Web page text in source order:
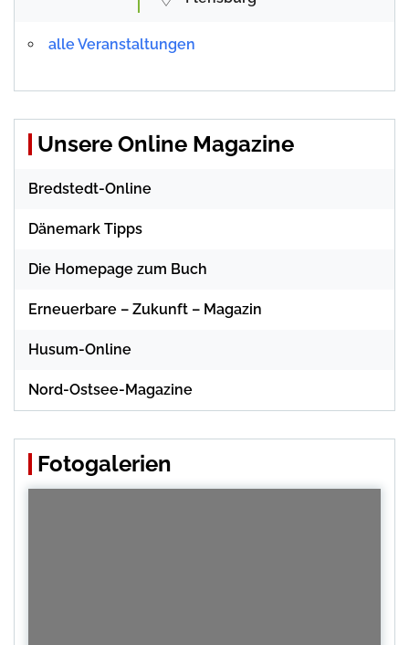
alle Veranstaltungen
Unsere Online Magazine
Bredstedt-Online
Dänemark Tipps
Die Homepage zum Buch
Erneuerbare – Zukunft – Magazin
Husum-Online
Nord-Ostsee-Magazine
Fotogalerien